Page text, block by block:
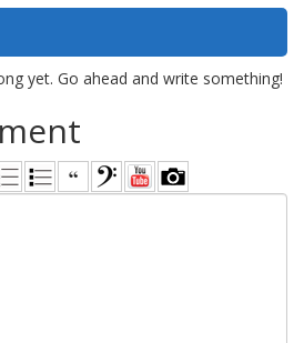
yet. Go ahead and write something!